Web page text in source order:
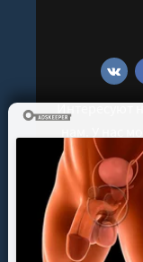
Интересуют
старые